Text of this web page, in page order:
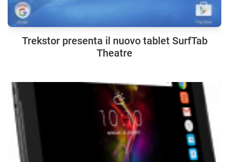
Trekstor presenta il nuovo tablet SurfTab
Theatre